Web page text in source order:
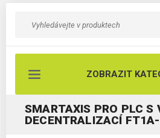
ZOBRAZIT
SMARTAXIS PRO PLC S
DECENTRALIZACÍ